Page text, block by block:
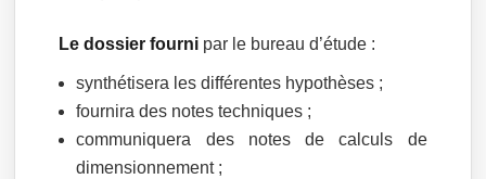
Le dossier fourni par le bureau d’étude :
synthétisera les différentes hypothèses ;
fournira des notes techniques ;
communiquera des notes de calculs de
dimensionnement ;